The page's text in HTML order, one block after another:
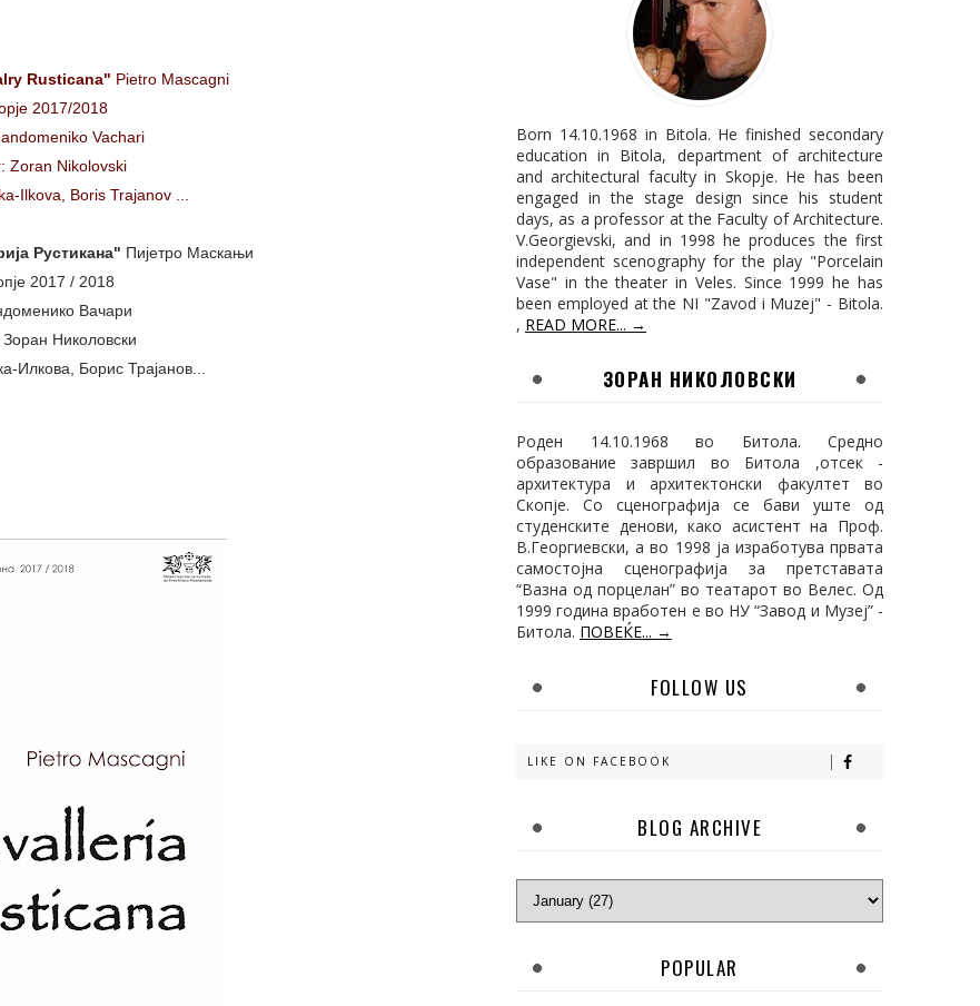
Rusticana" Pietro Mascagni
2017/2018
Vachari
Zoran Nikolovski
Ilkova, Boris Trajanov ...
Рустикана" Пијетро Маскањи
2017 / 2018
Вачари
Николовски
Илкова, Борис Трајанов...
Born 14.10.1968 in Bitola. He finished secondary
education in Bitola, department of architecture
and architectural faculty in Skopje. He has been
engaged in the stage design since his student
days, as a professor at the Faculty of Architecture.
V.Georgievski, and in 1998 he produces the first
independent scenography for the play "Porcelain
Vase" in the theater in Veles. Since 1999 he has
been employed at the NI "Zavod i Muzej" - Bitola.
, READ MORE... →
ЗОРАН НИКОЛОВСКИ
Роден 14.10.1968 во Битола. Средно
образование завршил во Битола ,отсек -
архитектура и архитектонски факултет во
Скопје. Со сценографија се бави уште од
студенските денови, како асистент на Проф.
В.Георгиевски, а во 1998 ја изработува првата
самостојна сценографија за претставата
“Вазна од порцелан” во театарот во Велес. Од
1999 година вработен е во НУ “Завод и Музеј” -
Битола. ПОВЕЌЕ... →
FOLLOW US
LIKE ON FACEBOOK
BLOG ARCHIVE
POPULAR